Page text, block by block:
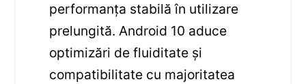
performanța stabilă în utilizare
prelungită. Android 10 aduce
optimizări de fluiditate și
compatibilitate cu majoritatea